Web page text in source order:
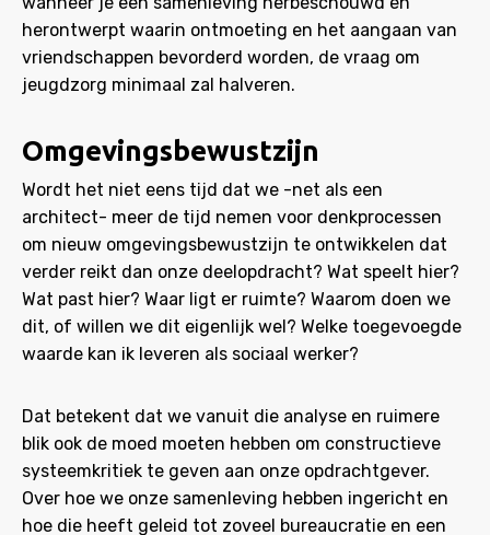
herontwerpt waarin ontmoeting en het aangaan van
vriendschappen bevorderd worden, de vraag om
jeugdzorg minimaal zal halveren.
Omgevingsbewustzijn
Wordt het niet eens tijd dat we -net als een
architect- meer de tijd nemen voor denkprocessen
om nieuw omgevingsbewustzijn te ontwikkelen dat
verder reikt dan onze deelopdracht? Wat speelt hier?
Wat past hier? Waar ligt er ruimte? Waarom doen we
dit, of willen we dit eigenlijk wel? Welke toegevoegde
waarde kan ik leveren als sociaal werker?
Dat betekent dat we vanuit die analyse en ruimere
blik ook de moed moeten hebben om constructieve
systeemkritiek te geven aan onze opdrachtgever.
Over hoe we onze samenleving hebben ingericht en
hoe die heeft geleid tot zoveel bureaucratie en een